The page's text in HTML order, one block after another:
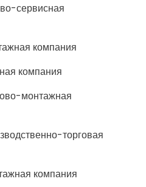
сервисная
компания
компания
монтажная
торговая
компания